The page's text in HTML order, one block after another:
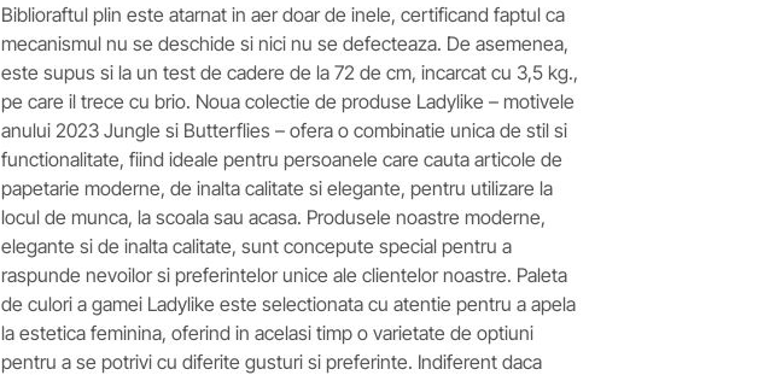
Biblioraftul plin este atarnat in aer doar de inele, certificand faptul ca
mecanismul nu se deschide si nici nu se defecteaza. De asemenea,
este supus si la un test de cadere de la 72 de cm, incarcat cu 3,5 kg.,
pe care il trece cu brio. Noua colectie de produse Ladylike – motivele
anului 2023 Jungle si Butterflies – ofera o combinatie unica de stil si
functionalitate, fiind ideale pentru persoanele care cauta articole de
papetarie moderne, de inalta calitate si elegante, pentru utilizare la
locul de munca, la scoala sau acasa. Produsele noastre moderne,
elegante si de inalta calitate, sunt concepute special pentru a
raspunde nevoilor si preferintelor unice ale clientelor noastre. Paleta
de culori a gamei Ladylike este selectionata cu atentie pentru a apela
la estetica feminina, oferind in acelasi timp o varietate de optiuni
pentru a se potrivi cu diferite gusturi si preferinte. Indiferent daca